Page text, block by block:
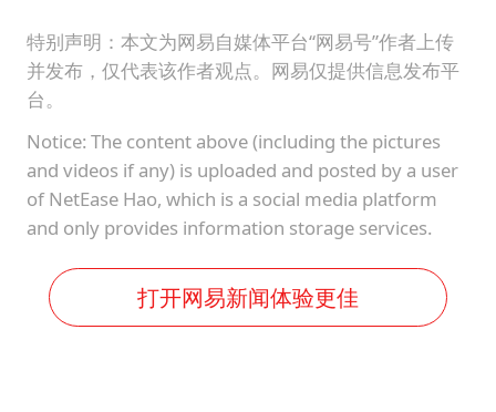
特别声明：本文为网易自媒体平台“网易号”作者上传
并发布，仅代表该作者观点。网易仅提供信息发布平
台。
Notice: The content above (including the pictures
and videos if any) is uploaded and posted by a user
of NetEase Hao, which is a social media platform
and only provides information storage services.
打开网易新闻体验更佳